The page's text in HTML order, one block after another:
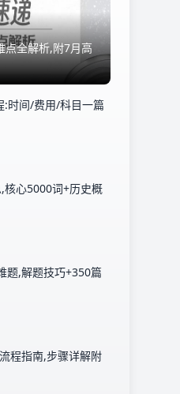
点全解析,附7月高
:时间/费用/科目一篇
核心5000词+历史概
题,解题技巧+350篇
程指南,步骤详解附